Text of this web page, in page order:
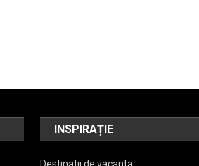
INSPIRAȚIE
Destinatii de vacanta